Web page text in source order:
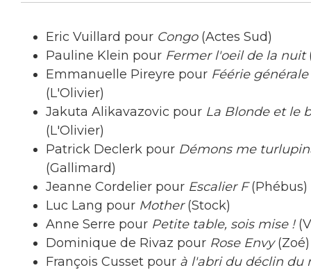
Eric Vuillard pour Congo(Actes Sud)
Pauline Klein pour Fermer l'oeil de la nuit
Emmanuelle Pireyre pour Féérie générale
(L'Olivier)
Jakuta Alikavazovic pour La Blonde et le
(L'Olivier)
Patrick Declerk pour Démons me
(Gallimard)
Jeanne Cordelier pour Escalier F(Phébus)
Luc Lang pour Mother(Stock)
Anne Serre pour Petite table, sois mise !
Dominique de Rivaz pour Rose Envy(Zoé)
François Cusset pour à l'abri du déclin du